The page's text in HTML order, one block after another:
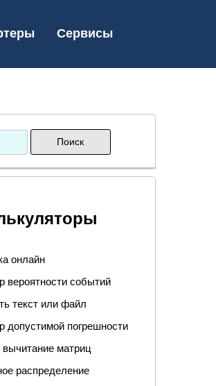
Сервисы
онлайн
вероятности событий
текст или файл
допустимой погрешности
матриц
распределение